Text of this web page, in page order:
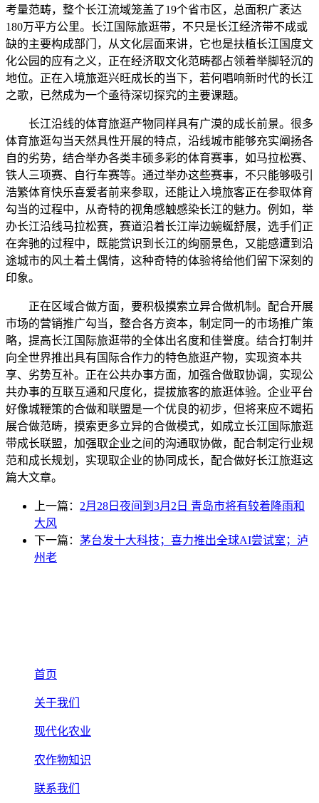
考量范畴，整个长江流域笼盖了19个省市区，总面积广袤达
180万平方公里。长江国际旅逛带，不只是长江经济带不成或
缺的主要构成部门，从文化层面来讲，它也是扶植长江国度文
化公园的应有之义，正在经济取文化范畴都占领着举脚轻沉的
地位。正在入境旅逛兴旺成长的当下，若何唱响新时代的长江
之歌，已然成为一个亟待深切探究的主要课题。
长江沿线的体育旅逛产物同样具有广漠的成长前景。很多
体育旅逛勾当天然具性开展的特点，沿线城市能够充实阐扬各
自的劣势，结合举办各类丰硕多彩的体育赛事，如马拉松赛、
铁人三项赛、自行车赛等。通过举办这些赛事，不只能够吸引
浩繁体育快乐喜爱者前来参取，还能让入境旅客正在参取体育
勾当的过程中，从奇特的视角感触感染长江的魅力。例如，举
办长江沿线马拉松赛，赛道沿着长江岸边蜿蜒舒展，选手们正
在奔驰的过程中，既能赏识到长江的绚丽景色，又能感遭到沿
途城市的风土着土偶情，这种奇特的体验将给他们留下深刻的
印象。
正在区域合做方面，要积极摸索立异合做机制。配合开展
市场的营销推广勾当，整合各方资本，制定同一的市场推广策
略，提高长江国际旅逛带的全体出名度和佳誉度。结合打制并
向全世界推出具有国际合作力的特色旅逛产物，实现资本共
享、劣势互补。正在公共办事方面，加强合做取协调，实现公
共办事的互联互通和尺度化，提拔旅客的旅逛体验。企业平台
好像城鞭策的合做和联盟是一个优良的初步，但将来应不竭拓
展合做范畴，摸索更多立异的合做模式，如成立长江国际旅逛
带成长联盟，加强取企业之间的沟通取协做，配合制定行业规
范和成长规划，实现取企业的协同成长，配合做好长江旅逛这
篇大文章。
上一篇： 2月28日夜间到3月2日 青岛市将有较着降雨和
大风
下一篇： 茅台发十大科技；喜力推出全球AI尝试室；泸
州老
首页
关于我们
现代化农业
农作物知识
联系我们